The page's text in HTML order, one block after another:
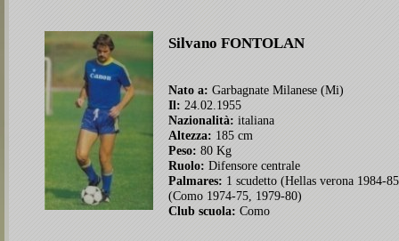
Silvano FONTOLAN
Nato a: Garbagnate Milanese (Mi)
Il: 24.02.1955
Nazionalità: italiana
Altezza: 185 cm
Peso: 80 Kg
Ruolo: Difensore centrale
Palmares: 1 scudetto (Hellas verona 1984-
(Como 1974-75, 1979-80)
Club scuola: Como